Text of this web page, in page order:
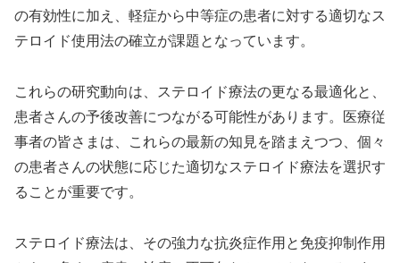
の有効性に加え、軽症から中等症の患者に対する適切なス
テロイド使用法の確立が課題となっています。
これらの研究動向は、ステロイド療法の更なる最適化と、
患者さんの予後改善につながる可能性があります。医療従
事者の皆さまは、これらの最新の知見を踏まえつつ、個々
の患者さんの状態に応じた適切なステロイド療法を選択す
ることが重要です。
ステロイド療法は、その強力な抗炎症作用と免疫抑制作用